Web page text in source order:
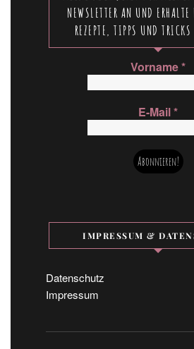
NEWSLETTER AN UND
REZEPTE, TIPPS UND TRICKS
Vorname*
E-Mail*
IMPRESSUM &
Datenschutz
Impressum